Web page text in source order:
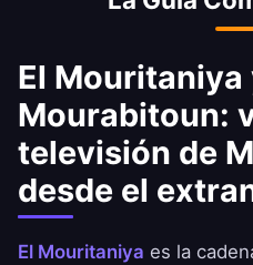
El Mouritaniya
Mourabitoun:
televisión de
desde el
El Mouritaniya es la